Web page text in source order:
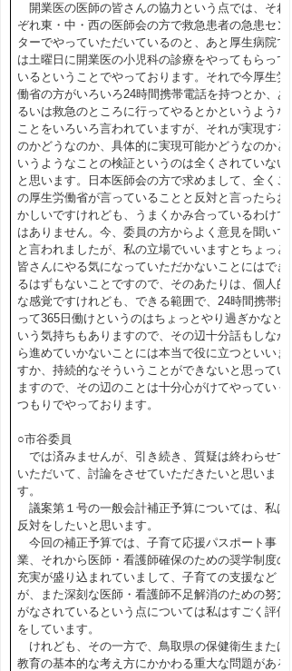
開業医の医師の皆さんの協力という点では、それ
ぞれ東・中・西の医師会の方で救急患者の急患セン
ターでやっていただいているのと、あと厚生病院で
は土曜日に開業医の小児科の診療をやってもらって
いるということでやっております。それで今厚生労
働省の方がいろいろ24時間携帯電話を持つとか、あ
るいは救急のところに行ってやるとかというような
ことをいろいろ言われていますが、それが実現する
のかどうなのか、具体的に実現可能かどうなのかと
いうようなことの検証というのは全くされていない
と思います。日本医師会の方で求めまして、全くこ
の厚生労働省が言っていることと反対と言ったらお
かしいですけれども、うまくかみ合っているわけで
はありません。今、委員の方からよく意見を聞いて
と言われましたが、私の立場でいいますとちょっと
皆さんにやる気になっていただかないことにはでき
るはずもないことですので、そのあたりは、個人的
な感覚ですけれども、できる範囲で、24時間携帯持
って365日働けというのはちょっとやり過ぎかなと
いう気持ちもありますので、その辺十分話もしなが
ら進めていかないことには本当で役に立つといいま
すか、持続的なそういうことができないと思ってい
ますので、その辺のことは十分心がけてやっていく
つもりでやっております。
○市谷委員
では済みませんが、引き続き、質疑は終わらせて
いただいて、討論をさせていただきたいと思いま
す。
議案第１号の一般会計補正予算については、私は
反対をしたいと思います。
今回の補正予算では、子育て応援パスポート事
業、それから医師・看護師確保のための奨学制度の
充実が盛り込まれていまして、子育ての支援など
が、また深刻な医師・看護師不足解消のための努力
がなされているという点については私はすごく評価
をしています。
けれども、その一方で、鳥取県の保健衛生または
教育の基本的な考え方にかかわる重大な問題がある